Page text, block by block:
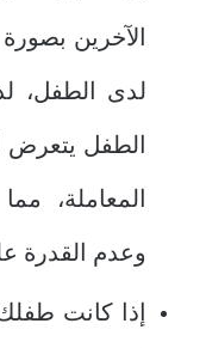
الآخرين
لدى الطفل،
الطفل
المعاملة،
وعدم القدرة
إذا كانت